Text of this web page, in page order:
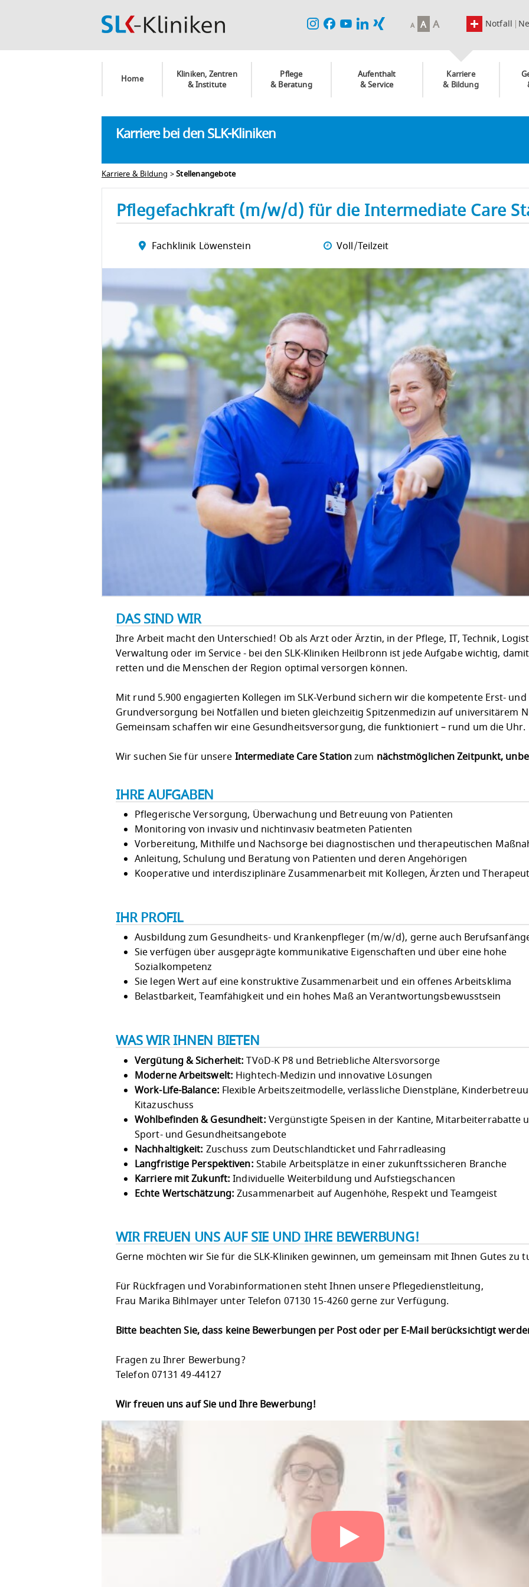
Notfall
A A A
Home
Kliniken, Zentren
& Institute
Pflege
& Beratung
Aufenthalt
& Service
Karriere
& Bildung
Karriere bei den SLK-Kliniken
Karriere & Bildung >Stellenangebote
Pflegefachkraft (m/w/d) für die Intermediate Care
Fachklinik Löwenstein Voll/Teilzeit
DAS SIND WIR
Ihre Arbeit macht den Unterschied! Ob als Arzt oder Ärztin, in der Pflege, IT, Technik,
Verwaltung oder im Service - bei den SLK-Kliniken Heilbronn ist jede Aufgabe wichtig,
retten und die Menschen der Region optimal versorgen können.
Mit rund 5.900 engagierten Kollegen im SLK-Verbund sichern wir die kompetente Erst- und
Grundversorgung bei Notfällen und bieten gleichzeitig Spitzenmedizin auf universitärem
Gemeinsam schaffen wir eine Gesundheitsversorgung, die funktioniert – rund um die Uhr.
Wir suchen Sie für unsere Intermediate Care Stationzum nächstmöglichen Zeitpunkt,
IHRE AUFGABEN
Pflegerische Versorgung, Überwachung und Betreuung von Patienten
Monitoring von invasiv und nichtinvasiv beatmeten Patienten
Vorbereitung, Mithilfe und Nachsorge bei diagnostischen und therapeutischen
Anleitung, Schulung und Beratung von Patienten und deren Angehörigen
Kooperative und interdisziplinäre Zusammenarbeit mit Kollegen, Ärzten und
IHR PROFIL
Ausbildung zum Gesundheits- und Krankenpfleger (m/w/d), gerne auch
Sie verfügen über ausgeprägte kommunikative Eigenschaften und über eine hohe
Sozialkompetenz
Sie legen Wert auf eine konstruktive Zusammenarbeit und ein offenes Arbeitsklima
Belastbarkeit, Teamfähigkeit und ein hohes Maß an Verantwortungsbewusstsein
WAS WIR IHNEN BIETEN
Vergütung & Sicherheit: TVöD-K P8 und Betriebliche Altersvorsorge
Moderne Arbeitswelt: Hightech-Medizin und innovative Lösungen
Work-Life-Balance: Flexible Arbeitszeitmodelle, verlässliche Dienstpläne,
Kitazuschuss
Wohlbefinden & Gesundheit: Vergünstigte Speisen in der Kantine, Mitarbeiterrabatte
Sport- und Gesundheitsangebote
Nachhaltigkeit: Zuschuss zum Deutschlandticket und Fahrradleasing
Langfristige Perspektiven: Stabile Arbeitsplätze in einer zukunftssicheren Branche
Karriere mit Zukunft: Individuelle Weiterbildung und Aufstiegschancen
Echte Wertschätzung: Zusammenarbeit auf Augenhöhe, Respekt und Teamgeist
WIR FREUEN UNS AUF SIE UND IHRE BEWERBUNG!
Gerne möchten wir Sie für die SLK-Kliniken gewinnen, um gemeinsam mit Ihnen Gutes zu
Für Rückfragen und Vorabinformationen steht Ihnen unsere Pflegedienstleitung,
Frau Marika Bihlmayer unter Telefon 07130 15-4260 gerne zur Verfügung.
Bitte beachten Sie, dass keine Bewerbungen per Post oder per E-Mail berücksichtigt
Fragen zu Ihrer Bewerbung?
Telefon 07131 49-44127
Wir freuen uns auf Sie und Ihre Bewerbung!